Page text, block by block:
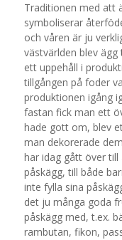
Traditionen med att
symboliserar
och våren är ju
västvärlden blev
ett uppehåll i
tillgången på foder
produktionen igång
fastan fick man ett
hade gott om, blev
man dekorerade
har idag gått över
påskägg, till både
inte fylla sina
det ju många goda
påskägg med, t.ex.
rambutan, fikon,